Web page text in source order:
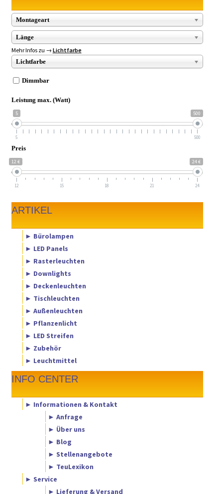
Montageart
Länge
Mehr Infos zu → Lichtfarbe
Lichtfarbe
Dimmbar
Leistung max. (Watt)
5 500
5 500
Preis
12 € 24 €
12 15 18 21 24
ARTIKEL
► Bürolampen
► LED Panels
► Rasterleuchten
► Downlights
► Deckenleuchten
► Tischleuchten
► Außenleuchten
► Pflanzenlicht
► LED Streifen
► Zubehör
► Leuchtmittel
INFO CENTER
► Informationen & Kontakt
► Anfrage
► Über uns
► Blog
► Stellenangebote
► TeuLexikon
► Service
► Lieferung & Versand